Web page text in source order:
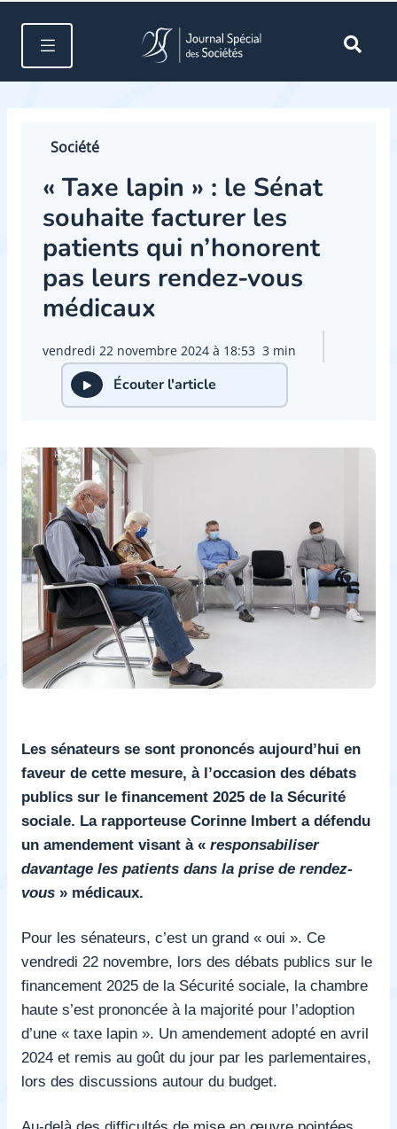
Société
« Taxe lapin » : le Sénat
souhaite facturer les
patients qui n’honorent
pas leurs rendez-vous
médicaux
vendredi 22 novembre 2024 à 18:53 3 min
Écouter l'article
Les sénateurs se sont prononcés aujourd’hui en
faveur de cette mesure, à l’occasion des débats
publics sur le financement 2025 de la Sécurité
sociale. La rapporteuse Corinne Imbert a défendu
un amendement visant à « responsabiliser
davantage les patients dans la prise de rendez-
vous » médicaux.
Pour les sénateurs, c’est un grand « oui ». Ce
vendredi 22 novembre, lors des débats publics sur le
financement 2025 de la Sécurité sociale, la chambre
haute s’est prononcée à la majorité pour l’adoption
d’une « taxe lapin ». Un amendement adopté en avril
2024 et remis au goût du jour par les parlementaires,
lors des discussions autour du budget.